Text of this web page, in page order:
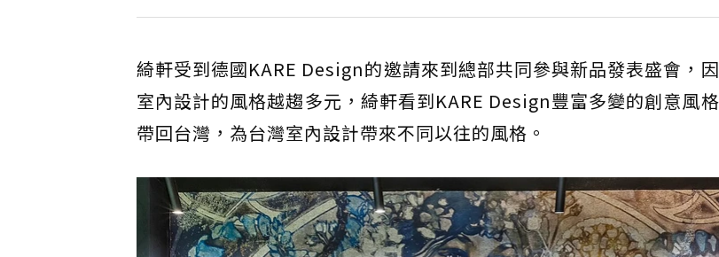
綺軒受到德國KARE Design的邀請來到總部共同參與新品發表盛會，
室內設計的風格越趨多元，綺軒看到KARE Design豐富多變的創意風
帶回台灣，為台灣室內設計帶來不同以往的風格。